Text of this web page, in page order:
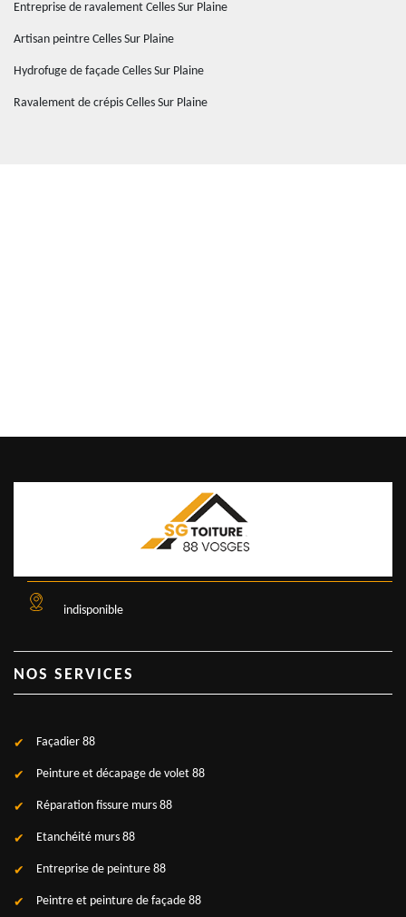
Entreprise de ravalement Celles Sur Plaine
Artisan peintre Celles Sur Plaine
Hydrofuge de façade Celles Sur Plaine
Ravalement de crépis Celles Sur Plaine
indisponible
NOS SERVICES
Façadier 88
Peinture et décapage de volet 88
Réparation fissure murs 88
Etanchéité murs 88
Entreprise de peinture 88
Peintre et peinture de façade 88